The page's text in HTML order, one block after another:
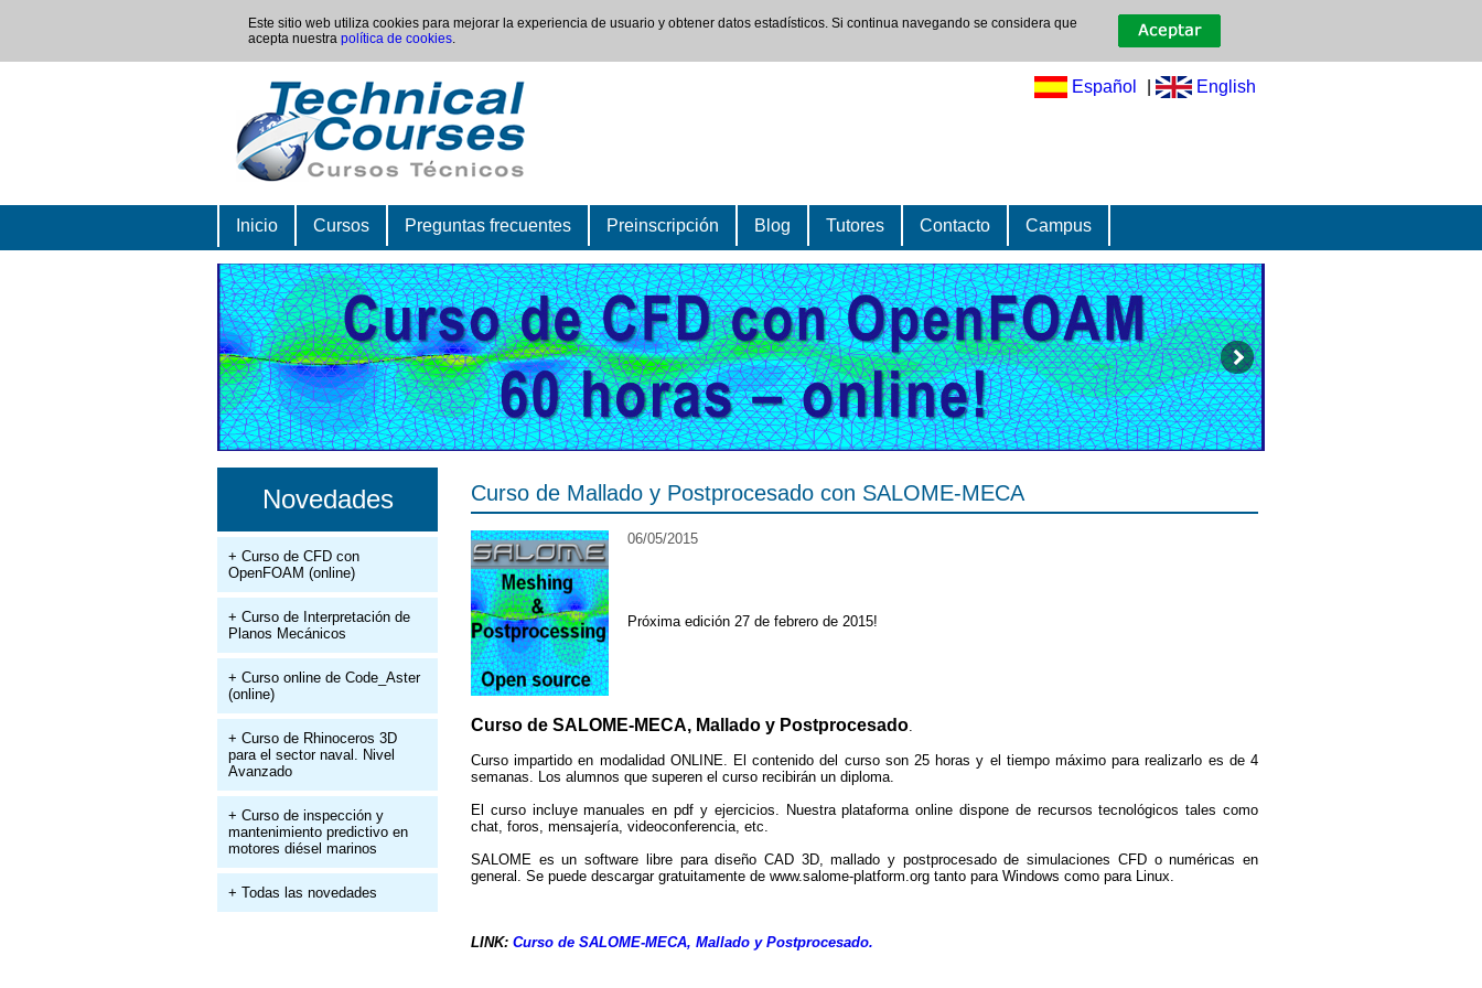
Este sitio web utiliza cookies para mejorar la experiencia de usuario y obtener datos estadísticos. Si continua navegando se considera que
acepta nuestra política de cookies.
Español English
Inicio Cursos Preguntas frecuentes Preinscripción Blog Tutores Contacto Campus
Novedades
+ Curso de CFD con
OpenFOAM (online)
+ Curso de Interpretación de
Planos Mecánicos
+ Curso online de Code_Aster
(online)
+ Curso de Rhinoceros 3D
para el sector naval. Nivel
Avanzado
+ Curso de inspección y
mantenimiento predictivo en
motores diésel marinos
+ Todas las novedades
Curso de Mallado y Postprocesado con SALOME-MECA
06/05/2015
Próxima edición 27 de febrero de 2015!
Curso de SALOME-MECA, Mallado y Postprocesado.
Curso impartido en modalidad ONLINE. El contenido del curso son 25 horas y el tiempo máximo para realizarlo es de 4
semanas. Los alumnos que superen el curso recibirán un diploma.
El curso incluye manuales en pdf y ejercicios. Nuestra plataforma online dispone de recursos tecnológicos tales como
chat, foros, mensajería, videoconferencia, etc.
SALOME es un software libre para diseño CAD 3D, mallado y postprocesado de simulaciones CFD o numéricas en
general. Se puede descargar gratuitamente de www.salome-platform.org tanto para Windows como para Linux.
LINK: Curso de SALOME-MECA, Mallado y Postprocesado.